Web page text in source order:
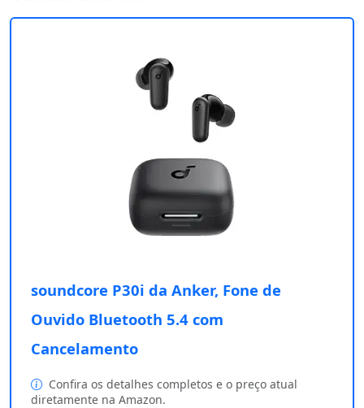
soundcore P30i da Anker, Fone de
Ouvido Bluetooth 5.4 com
Cancelamento
Confira os detalhes completos e o preço atual
diretamente na Amazon.